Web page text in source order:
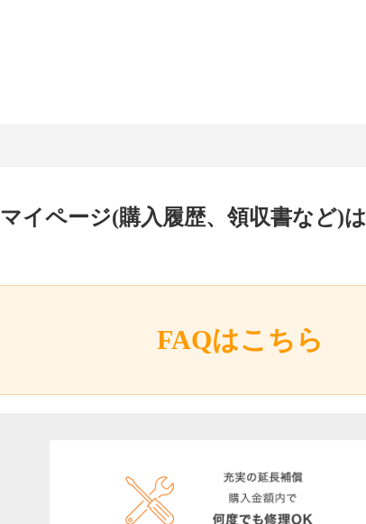
マイページ(購入履歴、領収書など)は
FAQはこちら